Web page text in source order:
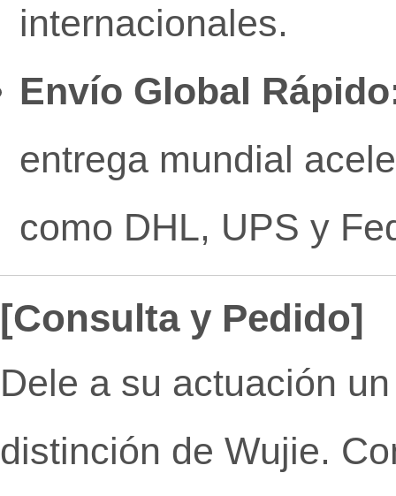
internacionales.
Envío Global
entrega mundial
como DHL, UPS y
[Consulta y Pedido]
Dele a su actuación
distinción de Wujie.